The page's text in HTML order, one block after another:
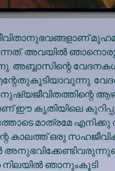
അവയില്‍ ഞാനൊരു
ഈ കൃതിയിലെ
മാത്രമേ എനിക്കു
കാലത്ത് ഒരു
നിലയില്‍ ഞാനുംകൂടി